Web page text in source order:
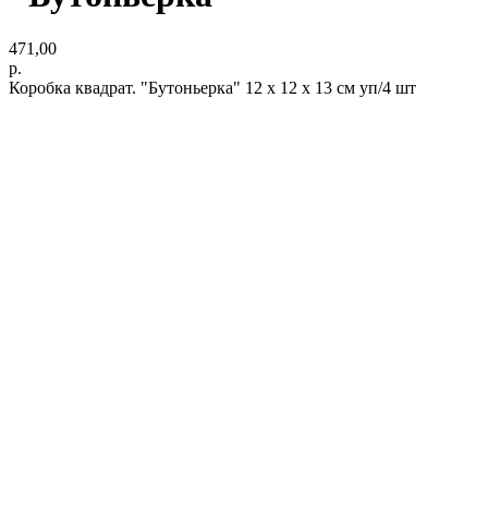
471,00
р.
Коробка квадрат. "Бутоньерка" 12 х 12 х 13 см уп/4 шт